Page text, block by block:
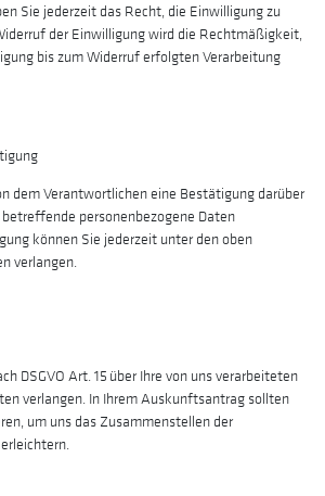
Sie jederzeit das Recht, die Einwilligung zu
der Einwilligung wird die Rechtmäßigkeit,
bis zum Widerruf erfolgten Verarbeitung
dem Verantwortlichen eine Bestätigung darüber
personenbezogene Daten
können Sie jederzeit unter den oben
verlangen.
DSGVO Art. 15 über Ihre von uns verarbeiteten
verlangen. In Ihrem Auskunftsantrag sollten
um uns das Zusammenstellen der